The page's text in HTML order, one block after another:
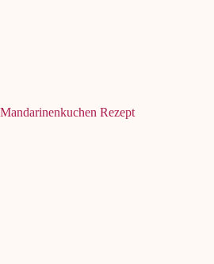
Mandarinenkuchen Rezept